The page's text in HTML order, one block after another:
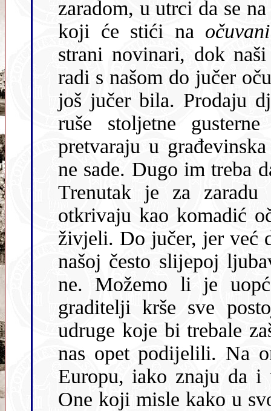
zaradom, u utrci da se
koji će stići na
strani novinari, dok naši ispuštaju krikove zbog onog što
radi s našom do jučer očuvanom
još jučer bila. Prodaju
ruše stoljetne
pretvaraju u
ne sade. Dugo im treba da narastu i da rode, a vremena nema.
Trenutak je za zaradu sada kada
otkrivaju kao komadić
živjeli. Do jučer, jer već
našoj često slĳepoj
ne. Možemo li je uopće sačuvati lĳepom kada bespravni
graditelji krše sve postojeće
udruge koje bi trebale
nas opet podĳelili. Na
Europu, iako znaju da i u toj Europi ne teče med i mlĳeko.
One koji misle kako u svojoj zemlji mogu činiti što hoće i one